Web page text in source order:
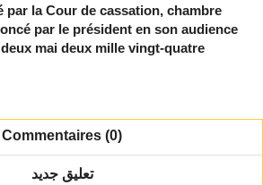
par la Cour de cassation, chambre
par le président en son audience
mai deux mille vingt-quatre.
Commentaires (0)
تعليق جديد